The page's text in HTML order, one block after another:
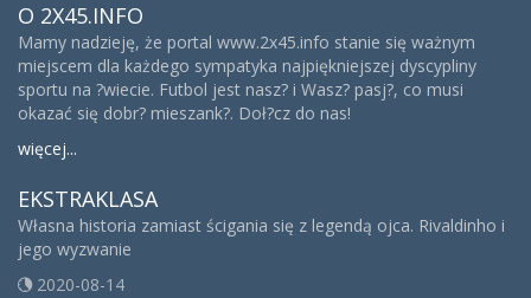
O 2X45.INFO
Mamy nadzieję, że portal www.2x45.info stanie się ważnym
miejscem dla każdego sympatyka najpiękniejszej dyscypliny
sportu na ?wiecie. Futbol jest nasz? i Wasz? pasj?, co musi
okazać się dobr? mieszank?. Doł?cz do nas!
więcej...
EKSTRAKLASA
Własna historia zamiast ścigania się z legendą ojca. Rivaldinho i
jego wyzwanie
2020-08-14